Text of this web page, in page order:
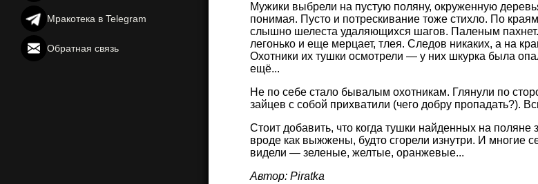
Мракотека в Telegram
Обратная связь
Мужики выбрели на пустую поляну, окруженную
понимая. Пусто и потрескивание тоже стихло. По
слышно шелеста удаляющихся шагов. Паленым
легонько и еще мерцает, тлея. Следов никаких, а на
Охотники их тушки осмотрели — у них шкурка была
ещё...
Не по себе стало бывалым охотникам. Глянули по
зайцев с собой прихватили (чего добру пропадать?).
Стоит добавить, что когда тушки найденных на
вроде как выжжены, будто сгорели изнутри. И многие
видели — зеленые, желтые, оранжевые...
Автор: Piratka